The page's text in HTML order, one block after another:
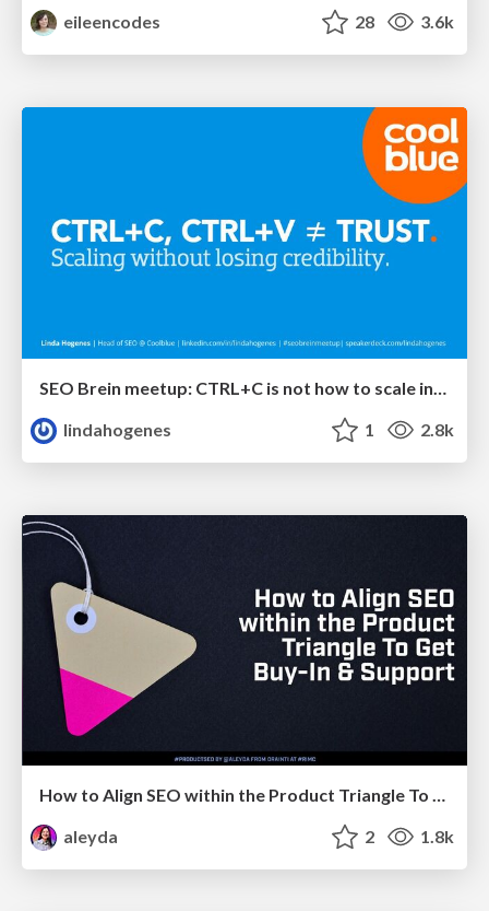
eileencodes
28 3.6k
lindahogenes
1 2.8k
How to Align SEO within the Product Triangle To Get Buy-In & Support - #RIMC
aleyda
2 1.8k